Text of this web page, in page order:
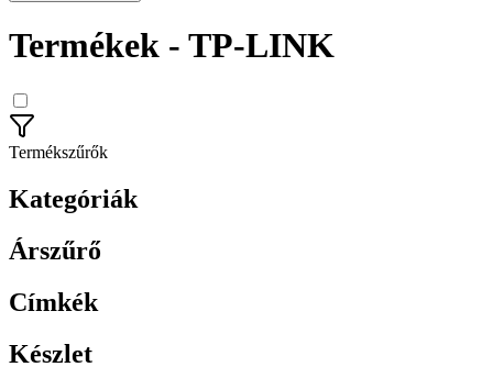
Termékek - TP-LINK
Termékszűrők
Kategóriák
Árszűrő
Címkék
Készlet